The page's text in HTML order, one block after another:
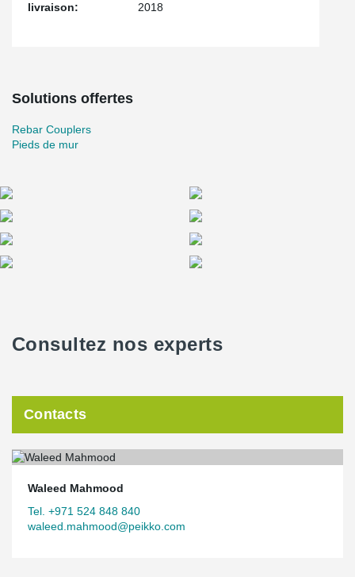
livraison:
2018
Solutions offertes
Rebar Couplers
Pieds de mur
Consultez nos experts
Contacts
Waleed Mahmood
Tel. +971 524 848 840
waleed.mahmood@peikko.com